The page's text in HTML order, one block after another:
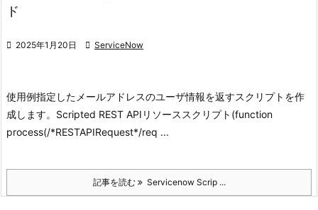
ド
 2025年1月20日  ServiceNow
使用例指定したメールアドレスのユーザ情報を返すスクリプトを作
成します。 Scripted REST APIリソーススクリプト (function
process(/*RESTAPIRequest*/req ...
記事を読む Servicenow Scrip ...